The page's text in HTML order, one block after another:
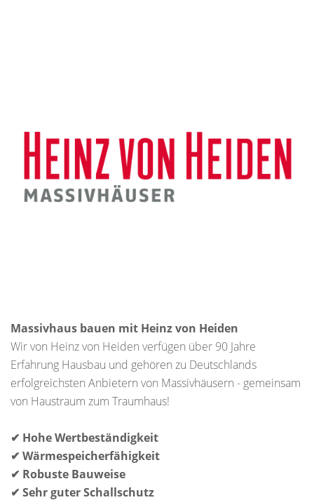
Massivhaus bauen mit Heinz von Heiden
Wir von Heinz von Heiden verfügen über 90 Jahre
Erfahrung Hausbau und gehören zu Deutschlands
erfolgreichsten Anbietern von Massivhäusern - gemeinsam
von Haustraum zum Traumhaus!
✔ Hohe Wertbeständigkeit
✔ Wärmespeicherfähigkeit
✔ Robuste Bauweise
✔ Sehr guter Schallschutz